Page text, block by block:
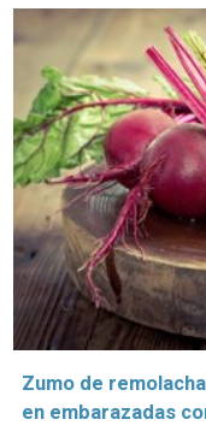
Zumo de
en embarazadas